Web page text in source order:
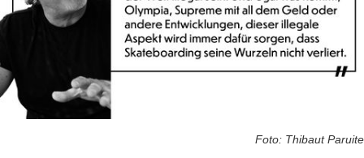
Foto: Thibaut Paruite